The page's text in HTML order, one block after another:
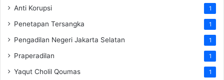
Anti Korupsi 1
Penetapan Tersangka 1
Pengadilan Negeri Jakarta Selatan 1
Praperadilan 1
Yaqut Cholil Qoumas 1